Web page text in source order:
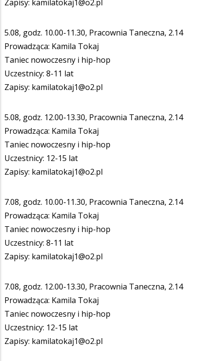
Zapisy: kamilatokaj1@o2.pl
5.08, godz. 10.00-11.30, Pracownia Taneczna, 2.14
Prowadząca: Kamila Tokaj
Taniec nowoczesny i hip-hop
Uczestnicy: 8-11 lat
Zapisy: kamilatokaj1@o2.pl
5.08, godz. 12.00-13.30, Pracownia Taneczna, 2.14
Prowadząca: Kamila Tokaj
Taniec nowoczesny i hip-hop
Uczestnicy: 12-15 lat
Zapisy: kamilatokaj1@o2.pl
7.08, godz. 10.00-11.30, Pracownia Taneczna, 2.14
Prowadząca: Kamila Tokaj
Taniec nowoczesny i hip-hop
Uczestnicy: 8-11 lat
Zapisy: kamilatokaj1@o2.pl
7.08, godz. 12.00-13.30, Pracownia Taneczna, 2.14
Prowadząca: Kamila Tokaj
Taniec nowoczesny i hip-hop
Uczestnicy: 12-15 lat
Zapisy: kamilatokaj1@o2.pl